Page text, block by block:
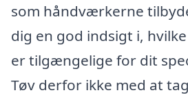
som håndværkerne
dig en god indsigt i,
er tilgængelige for dit
Tøv derfor ikke med at